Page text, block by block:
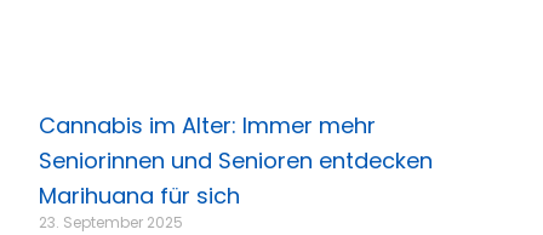
Cannabis im Alter: Immer mehr
Seniorinnen und Senioren entdecken
Marihuana für sich
23. September 2025